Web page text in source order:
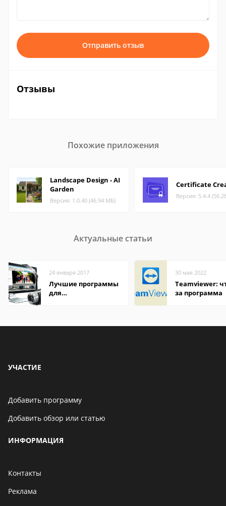
Отправить отзыв
Отзывы
Похожие приложения
Landscape Design - AI
Garden
Версия: 1.0.40 (46.94 МБ)
Certificate
Версия: 5.4.4
Актуальные статьи
24 января 2017
Лучшие программы
для
30 мая 2022
Teamviewer:
за программа
УЧАСТИЕ
Добавить программу
Добавить обзор или статью
ИНФОРМАЦИЯ
Контакты
Реклама